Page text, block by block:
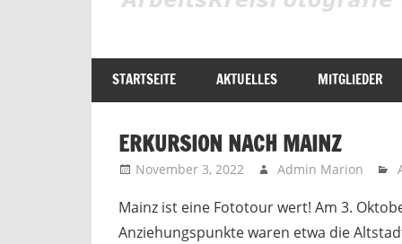
in
ihrer
ganzen
Vielfalt
STARTSEITE AKTUELLES MITGLIEDER
ERKURSION NACH MAINZ
November 3, 2022 Admin Marion
Mainz ist eine Fototour wert! Am 3.
Anziehungspunkte waren etwa die